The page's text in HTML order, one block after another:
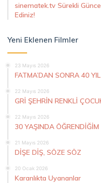
sinematek.tv Sürekli
Ediniz!
Yeni Eklenen Filmler
23 Mayıs 2026
FATMA’DAN SONRA 40 YIL
22 Mayıs 2026
GRİ ŞEHRİN RENKLİ
22 Mayıs 2026
30 YAŞINDA ÖĞRENDİĞİM
21 Mayıs 2026
DİŞE DİŞ, SÖZE SÖZ
20 Ocak 2026
Karanlıkta Uyananlar